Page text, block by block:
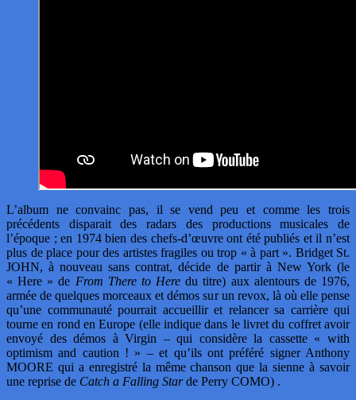
L’album ne convainc pas, il se vend peu et comme les trois
précédents disparait des radars des productions musicales de
l’époque ; en 1974 bien des chefs-d’œuvre ont été publiés et il n’est
plus de place pour des artistes fragiles ou trop « à part ». Bridget St.
JOHN, à nouveau sans contrat, décide de partir à New York (le
« Here » de From There to Here du titre) aux alentours de 1976,
armée de quelques morceaux et démos sur un revox, là où elle pense
qu’une communauté pourrait accueillir et relancer sa carrière qui
tourne en rond en Europe (elle indique dans le livret du coffret avoir
envoyé des démos à Virgin – qui considère la cassette « with
optimism and caution ! » – et qu’ils ont préféré signer Anthony
MOORE qui a enregistré la même chanson que la sienne à savoir
une reprise de Catch a Falling Starde Perry COMO) .